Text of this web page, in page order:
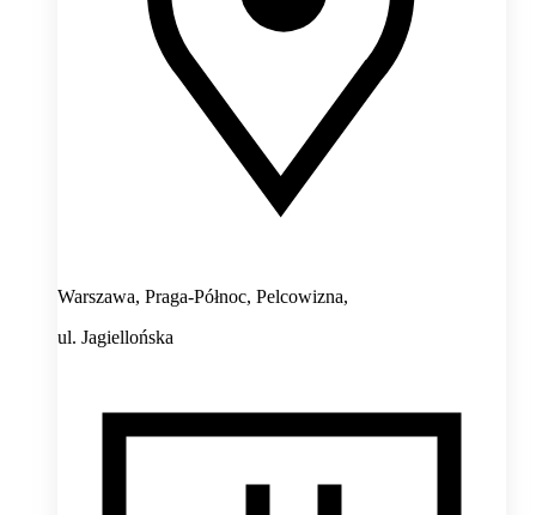
Warszawa, Praga-Północ, Pelcowizna,
ul. Jagiellońska